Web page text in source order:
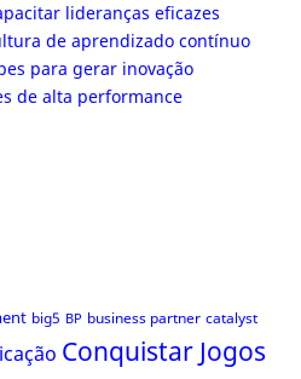
lideranças eficazes
de aprendizado contínuo
para gerar inovação
de alta performance
big5 BP business partner catalyst
Conquistar Jogos